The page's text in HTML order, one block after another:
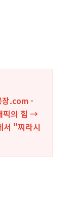
장.com -
픽의 힘 →
서 "찌라시